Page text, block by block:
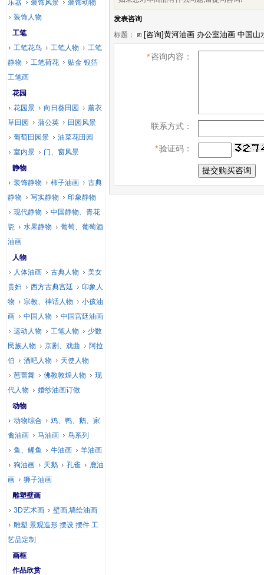
发表咨询
标题：
*咨询内容：
联系方式：
*验证码：
乐器 装饰风景
装饰动物
装饰人物
工笔
工笔花鸟
工笔人物
工笔
静物
工笔荷花
贴金 银箔
工笔画
花园
花园景
向日葵田园
薰衣
草田园
蒲公英
田园风景
葡萄田园景
油菜花田园
室内景
门、窗风景
静物
装饰静物
柿子油画
古典
静物
写实静物
印象静物
现代静物
中国静物、青花
瓷
水果静物
葡萄、葡萄酒
油画
人物
人体油画
古典人物
美女
贵妇
西方古典宫廷
印象人
物
宗教、神话人物
小孩油
画
中国人物
中国宫廷油画
运动人物
工笔人物
少数
民族人物
京剧、戏曲
阿拉
伯
酒吧人物
天使人物
芭蕾舞
佛教敦煌人物
现
代人物
婚纱油画订做
动物
动物综合
鸡、鸭、鹅、家
禽油画
马油画
鸟系列
鱼、鲤鱼
牛油画
羊油画
狗油画
天鹅 孔雀
鹿油
画
狮子油画
雕塑壁画
3D艺术画
壁画,墙绘油画
雕塑 景观造形 摆设 摆件 工
艺品定制
画框
作品欣赏